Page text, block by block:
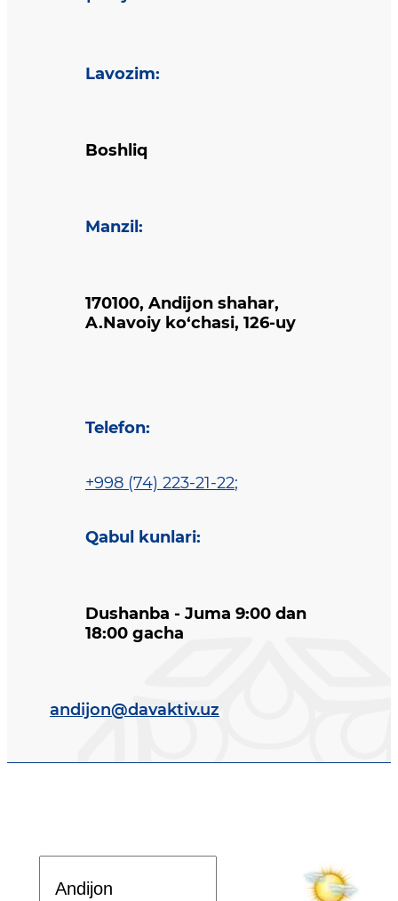
Lavozim:
Boshliq
Manzil :
170100, Andijon shahar,
A.Navoiy ko‘chasi, 126-uy
Telefon:
+998 (74) 223-21-22;
Qabul kunlari:
Dushanba - Juma 9:00 dan
18:00 gacha
andijon@davaktiv.uz